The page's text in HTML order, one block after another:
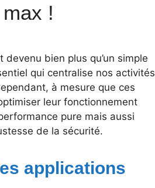
!
bien plus qu’un simple
qui centralise nos activités
à mesure que ces
leur fonctionnement
pure mais aussi
de la sécurité.
applications